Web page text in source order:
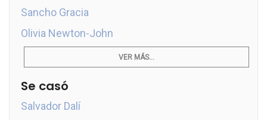
Sancho Gracia
Olivia Newton-John
VER MÁS...
Se casó
Salvador Dalí